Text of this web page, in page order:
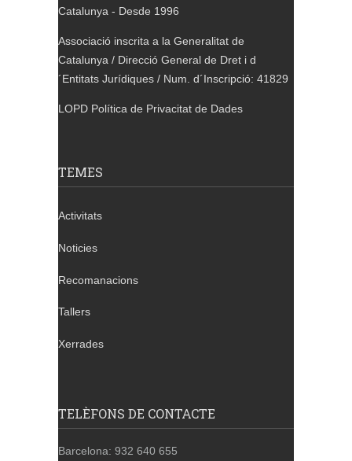
Catalunya - Desde 1996
Associació inscrita a la Generalitat de
Catalunya / Direcció General de Dret i d
´Entitats Jurídiques / Num. d´Inscripció: 41829
LOPD Política de Privacitat de Dades
TEMES
Activitats
Noticies
Recomanacions
Tallers
Xerrades
TELÈFONS DE CONTACTE
Barcelona: 932 640 655